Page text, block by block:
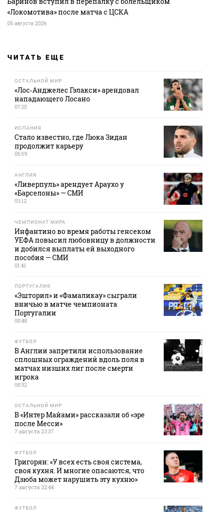
«Локомотива» после матча с ЦСКА
05 августа 2026
ЧИТАТЬ ЕЩЕ
ОСТАЛЬНОЙ МИР
«Лос‑Анджелес Гэлакси» арендовал
нападающего Лосано
07:25
ИСПАНИЯ
Стало известно, где Люка Зидан
продолжит карьеру
05:59
АНГЛИЯ
«Ливерпуль» арендует Араухо у
«Барселоны» — СМИ
03:12
ЧЕМПИОНАТ МИРА
Инфантино во время работы генсеком
УЕФА повысил любовницу в должности
и добился выплаты ей выходного
пособия — СМИ
01:41
ПОРТУГАЛИЯ
«Эшторил» и «Фамаликау» сыграли
вничью в матче чемпионата
Португалии
00:48
ФУТБОЛ
В Англии запретили использование
сплошных ограждений вдоль поля в
матчах низших лиг после смерти
игрока
00:32
ОСТАЛЬНОЙ МИР
В «Интер Майами» рассказали об «эре
после Месси»
7 августа 23:37
ФУТБОЛ
Григорян: «У всех есть своя система,
своя кухня. И многие опасаются, что
Дзюба может нарушить эту кухню»
7 августа 22:44
ФУТБОЛ